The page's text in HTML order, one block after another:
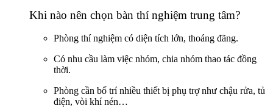
Khi nào nên chọn bàn thí nghiệm trung tâm?
Phòng thí nghiệm có diện tích lớn, thoáng đãng.
Có nhu cầu làm việc nhóm, chia nhóm thao tác đồng
thời.
Phòng cần bố trí nhiều thiết bị phụ trợ như chậu rửa, tủ
điện, vòi khí nén…